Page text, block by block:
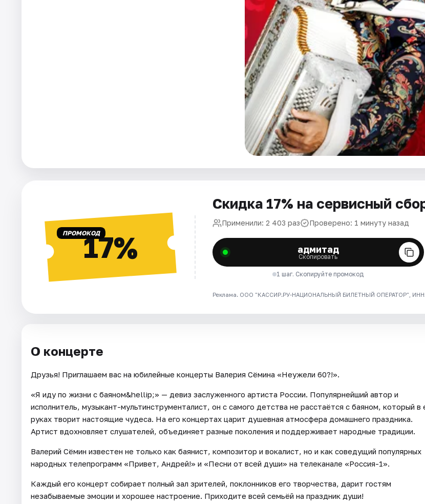
ПРОМОКОД17%
Скидка 17% на сервисный
Применили: 2 403 раз Проверено: 1 минуту назад
адмитад
Скопировать
1 шаг. Скопируйте промокод
Реклама. ООО "КАССИР.РУ-НАЦИОНАЛЬНЫЙ БИЛЕТНЫЙ ОПЕРАТОР", ИНН:
О концерте
Друзья! Приглашаем вас на юбилейные концерты Валерия Сёмина «Неужели 60?!».
«Я иду по жизни с баяном&hellip;» — девиз заслуженного артиста России. Популярнейший автор и
исполнитель, музыкант-мультинструменталист, он с самого детства не расстаётся с баяном, который в
руках творит настоящие чудеса. На его концертах царит душевная атмосфера домашнего праздника.
Артист вдохновляет слушателей, объединяет разные поколения и поддерживает народные традиции.
Валерий Сёмин известен не только как баянист, композитор и вокалист, но и как соведущий популярных
народных телепрограмм «Привет, Андрей!» и «Песни от всей души» на телеканале «Россия-1».
Каждый его концерт собирает полный зал зрителей, поклонников его творчества, дарит гостям
незабываемые эмоции и хорошее настроение. Приходите всей семьёй на праздник души!